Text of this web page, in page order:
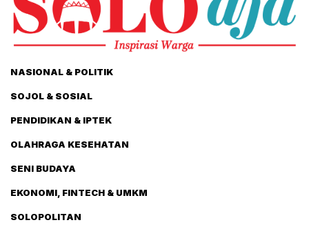
NASIONAL & POLITIK
SOJOL & SOSIAL
PENDIDIKAN & IPTEK
OLAHRAGA KESEHATAN
SENI BUDAYA
EKONOMI, FINTECH & UMKM
SOLOPOLITAN